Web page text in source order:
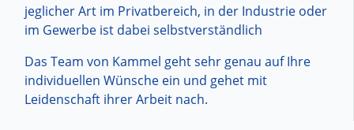
jeglicher Art im Privatbereich, in der Industrie oder
im Gewerbe ist dabei selbstverständlich
Das Team von Kammel geht sehr genau auf Ihre
individuellen Wünsche ein und gehet mit
Leidenschaft ihrer Arbeit nach.